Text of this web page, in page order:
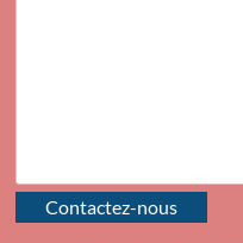
Contactez-nous